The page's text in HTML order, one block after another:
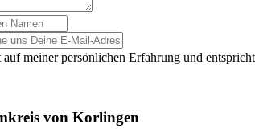
meiner persönlichen Erfahrung und
von Korlingen